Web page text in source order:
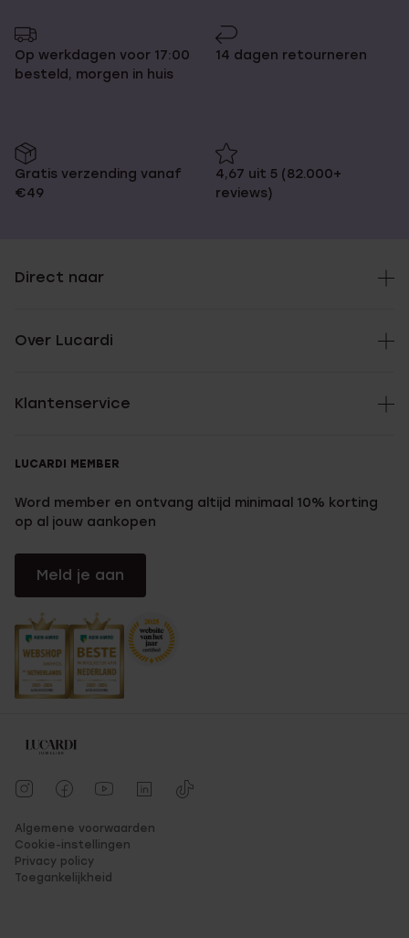
Op werkdagen voor 17:00
besteld, morgen in huis
14 dagen retourneren
Gratis verzending vanaf
€49
4,67 uit 5 (82.000+
reviews)
Direct naar
Over Lucardi
Klantenservice
LUCARDI MEMBER
Word member en ontvang altijd minimaal 10% korting
op al jouw aankopen
Meld je aan
Algemene voorwaarden
Cookie-instellingen
Privacy policy
Toegankelijkheid